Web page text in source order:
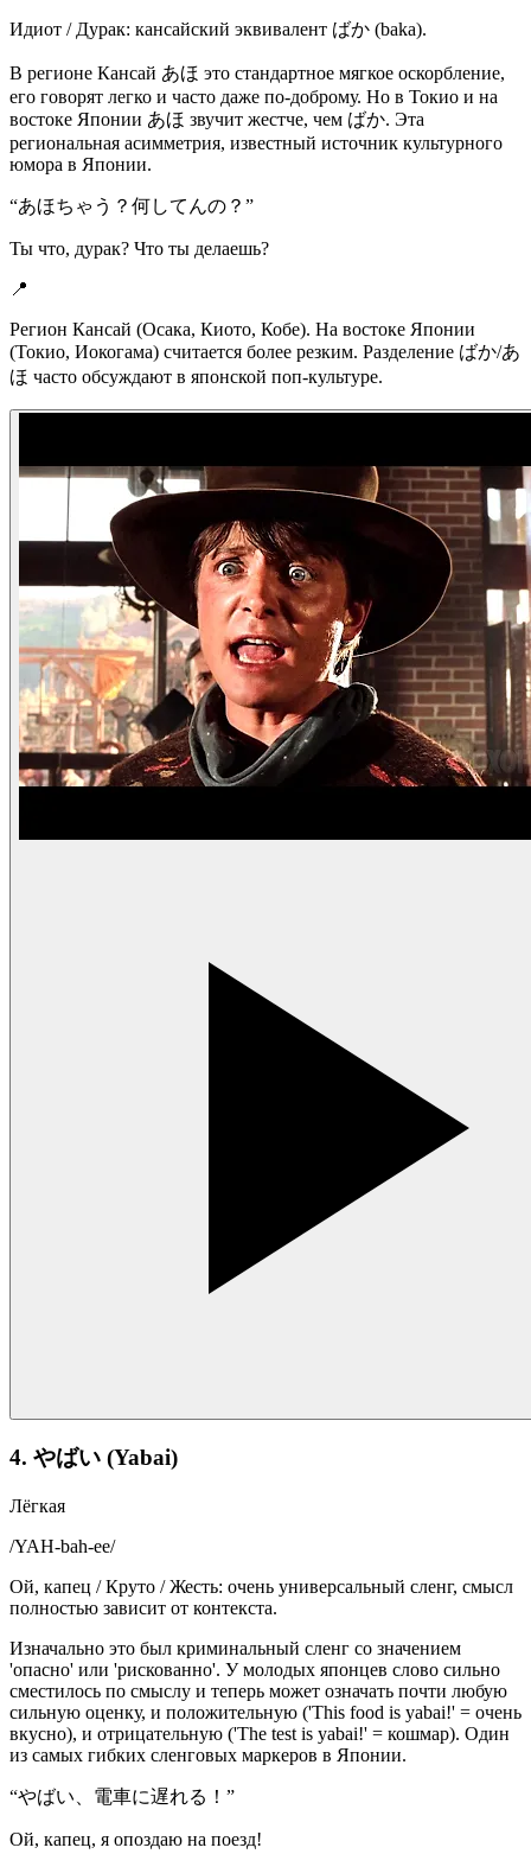
Идиот / Дурак: кансайский эквивалент ばか (baka).
В регионе Кансай あほ это стандартное мягкое оскорбление,
его говорят легко и часто даже по-доброму. Но в Токио и на
востоке Японии あほ звучит жестче, чем ばか. Эта
региональная асимметрия, известный источник культурного
юмора в Японии.
“あほちゃう？何してんの？ ”
Ты что, дурак? Что ты делаешь?
📍
Регион Кансай (Осака, Киото, Кобе). На востоке Японии
(Токио, Иокогама) считается более резким. Разделение ばか/あ
ほ часто обсуждают в японской поп-культуре.
4. やばい (Yabai)
Лёгкая
/YAH-bah-ee/
Ой, капец / Круто / Жесть: очень универсальный сленг, смысл
полностью зависит от контекста.
Изначально это был криминальный сленг со значением
'опасно' или 'рискованно'. У молодых японцев слово сильно
сместилось по смыслу и теперь может означать почти любую
сильную оценку, и положительную ('This food is yabai!' = очень
вкусно), и отрицательную ('The test is yabai!' = кошмар). Один
из самых гибких сленговых маркеров в Японии.
“やばい、電車に遅れる！ ”
Ой, капец, я опоздаю на поезд!